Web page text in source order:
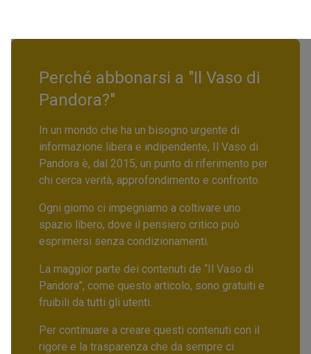
Perché abbonarsi a "Il Vaso di
Pandora?"
In un mondo che ha un bisogno urgente di
informazione libera e indipendente, Il Vaso di
Pandora è, dal 2015, un punto di riferimento per
chi cerca verità, approfondimento e confronto.
Ogni giorno ci impegniamo a coltivare uno
spazio libero, dove il pensiero critico può
esprimersi senza condizionamenti.
La maggior parte dei contenuti de “Il Vaso di
Pandora”, come questo articolo, sono gratuiti e
fruibili da tutti gli utenti.
Per continuare a creare questi contenuti con il
rigore e la trasparenza che da sempre ci